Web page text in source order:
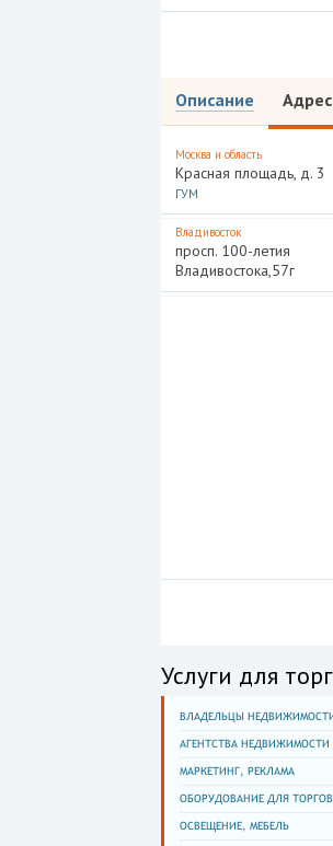
Описание
Москва и область
Красная площадь, д. 3
ГУМ
Владивосток
просп. 100-летия
Владивостока,57г
Услуги для
ВЛАДЕЛЬЦЫ
АГЕНТСТВА НЕДВИЖИМОСТИ
МАРКЕТИНГ, РЕКЛАМА
ОБОРУДОВАНИЕ ДЛЯ
ОСВЕЩЕНИЕ, МЕБЕЛЬ